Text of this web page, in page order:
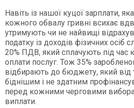
Навіть із нашої куцої зарплати,
кожного обвалу гривні всихає
утримують чи не найвищі
податку із доходів фізичних осіб
20% ПДВ, який сплачують під час
оплати послуг. Тож 35%
відбирають до бюджету, який від
біднішим і не здатним
перед кожними черговими
виплати.